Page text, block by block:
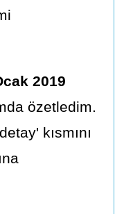
2019
özetledim.
kısmını